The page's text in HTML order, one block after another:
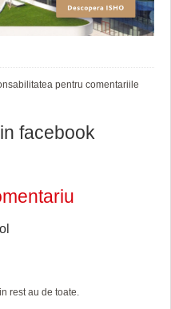
pentru comentariile
facebook
rest au de toate.